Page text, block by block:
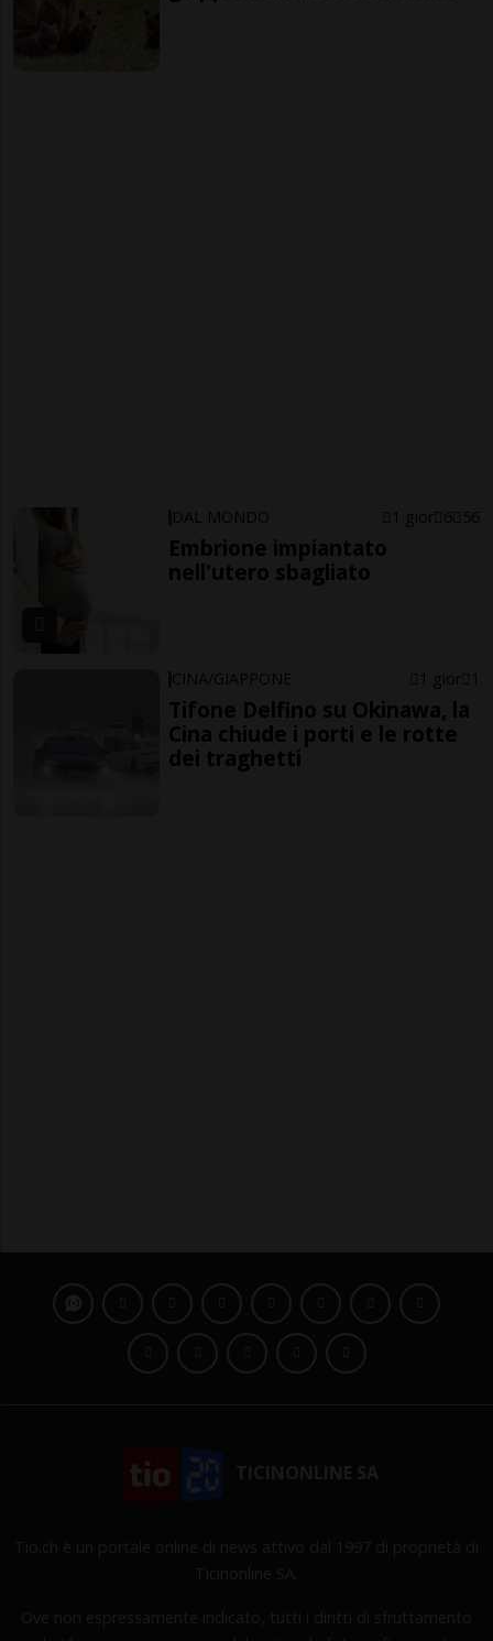
DAL MONDO 1 gior 6 56
Embrione impiantato
nell'utero sbagliato
CINA/GIAPPONE 1 gior 1
Tifone Delfino su Okinawa, la
Cina chiude i porti e le rotte
dei traghetti